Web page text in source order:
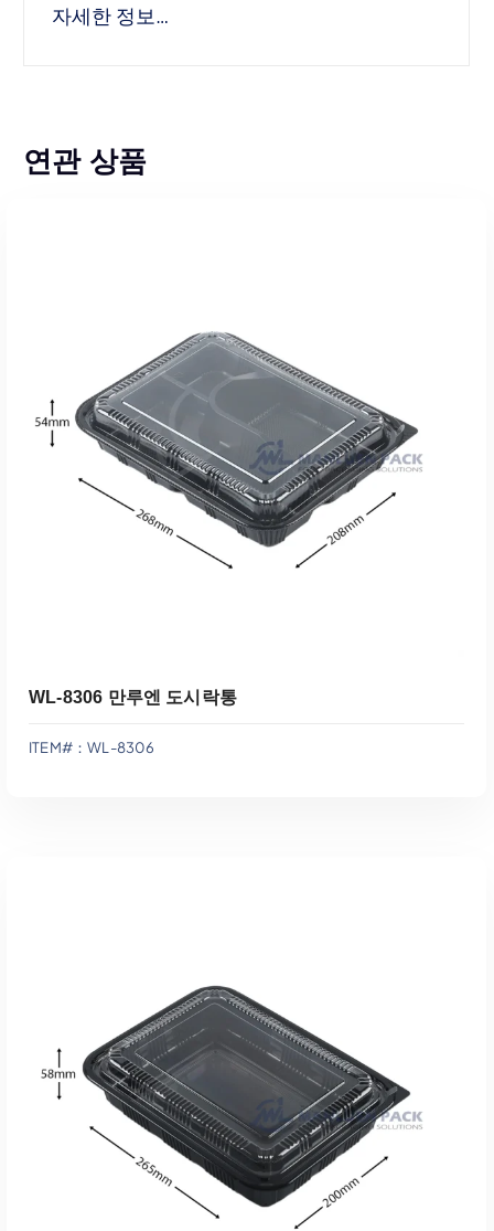
자세한 정보…
연관 상품
견적에 추가
WL-8306 만루엔 도시락통
ITEM#：WL-8306